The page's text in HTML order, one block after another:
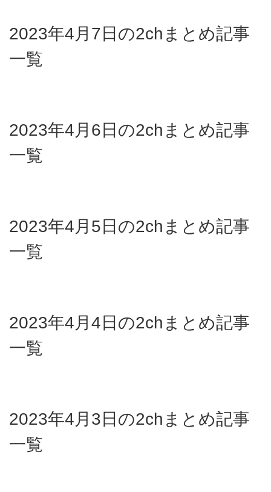
2023年4月7日の2chまとめ記事
一覧
2023年4月6日の2chまとめ記事
一覧
2023年4月5日の2chまとめ記事
一覧
2023年4月4日の2chまとめ記事
一覧
2023年4月3日の2chまとめ記事
一覧